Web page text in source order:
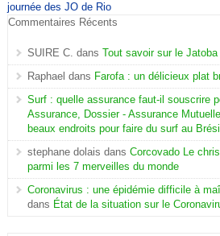
journée des JO de Rio
Commentaires Récents
SUIRE C. dans Tout savoir sur le Jatoba
Raphael dans Farofa : un délicieux plat
Surf : quelle assurance faut-il souscrire
Assurance, Dossier - Assurance
beaux endroits pour faire du surf au Brésil
stephane dolais dans Corcovado Le
parmi les 7 merveilles du monde
Coronavirus : une épidémie difficile à
dans État de la situation sur le